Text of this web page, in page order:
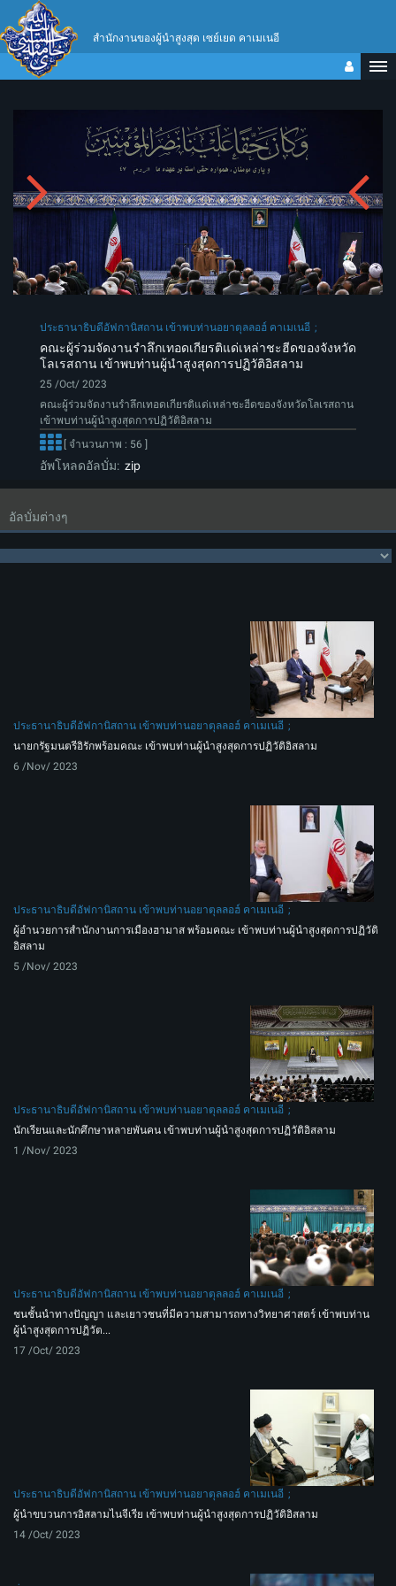
สำนักงานของผู้นำสูงสุด เซย์เยด คาเมเนอี
ประธานาธิบดีอัฟกานิสถาน เข้าพบท่านอยาตุลลอฮ์ คาเมเนอี
คณะผู้ร่วมจัดงานรำลึกเทอดเกียรติแด่เหล่าชะฮีดของจังหวัด
โลเรสถาน เข้าพบท่านผู้นำสูงสุดการปฏิวัติอิสลาม
25 /Oct/ 2023
คณะผู้ร่วมจัดงานรำลึกเทอดเกียรติแด่เหล่าชะฮีดของจังหวัดโลเรสถาน
เข้าพบท่านผู้นำสูงสุดการปฏิวัติอิสลาม
[ จำนวนภาพ : 56 ]
อัพโหลดอัลบั่ม: zip
อัลบั่มต่างๆ
ประธานาธิบดีอัฟกานิสถาน เข้าพบท่านอยาตุลลอฮ์ คาเมเนอี
นายกรัฐมนตรีอิรักพร้อมคณะ เข้าพบท่านผู้นำสูงสุดการปฏิวัติอิสลาม
6 /Nov/ 2023
ประธานาธิบดีอัฟกานิสถาน เข้าพบท่านอยาตุลลอฮ์ คาเมเนอี
ผู้อำนวยการสำนักงานการเมืองฮามาส พร้อมคณะ เข้าพบท่านผู้นำสูงสุดการปฏิวัติ
อิสลาม
5 /Nov/ 2023
ประธานาธิบดีอัฟกานิสถาน เข้าพบท่านอยาตุลลอฮ์ คาเมเนอี
นักเรียนและนักศึกษาหลายพันคน เข้าพบท่านผู้นำสูงสุดการปฏิวัติอิสลาม
1 /Nov/ 2023
ประธานาธิบดีอัฟกานิสถาน เข้าพบท่านอยาตุลลอฮ์ คาเมเนอี
ชนชั้นนำทางปัญญา และเยาวชนที่มีความสามารถทางวิทยาศาสตร์ เข้าพบท่าน
ผู้นำสูงสุดการปฏิวัต...
17 /Oct/ 2023
ประธานาธิบดีอัฟกานิสถาน เข้าพบท่านอยาตุลลอฮ์ คาเมเนอี
ผู้นำขบวนการอิสลามไนจีเรีย เข้าพบท่านผู้นำสูงสุดการปฏิวัติอิสลาม
14 /Oct/ 2023